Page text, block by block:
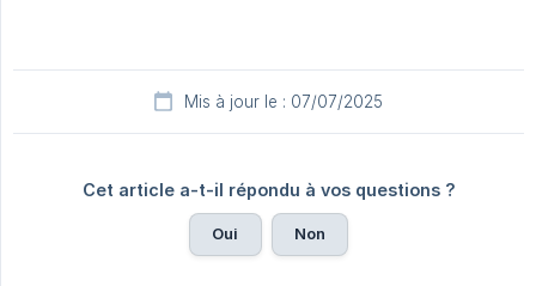
Mis à jour le : 07/07/2025
Cet article a-t-il répondu à vos questions ?
Oui Non